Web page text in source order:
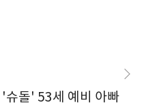
슈돌' 53세 예비 아빠